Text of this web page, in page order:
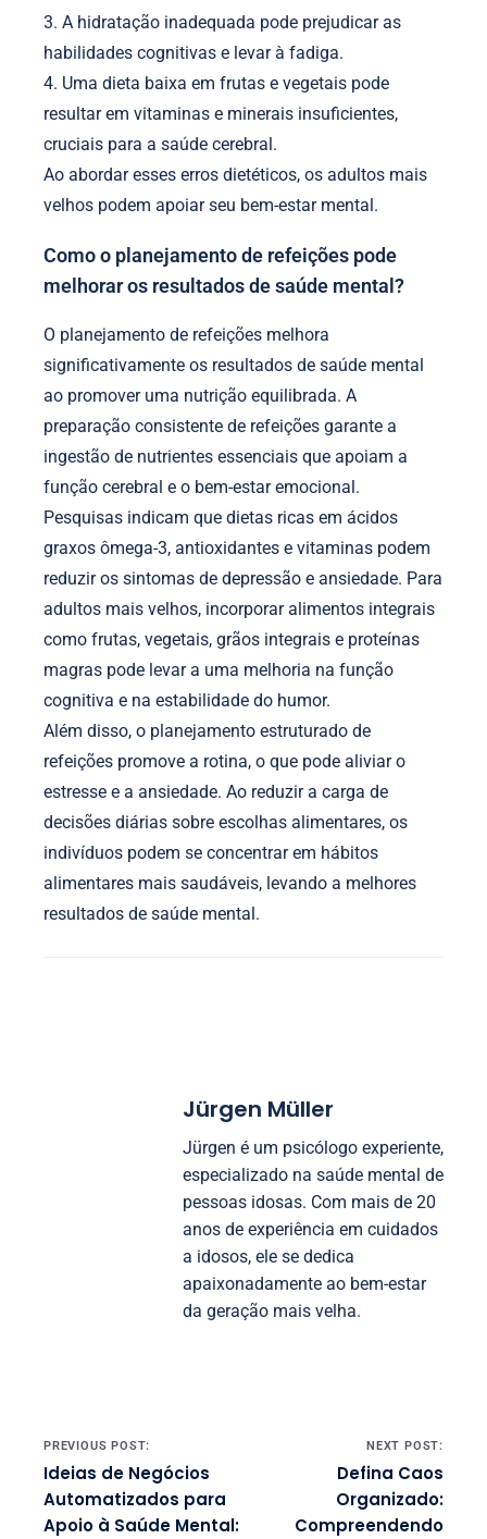
3. A hidratação inadequada pode prejudicar as
habilidades cognitivas e levar à fadiga.
4. Uma dieta baixa em frutas e vegetais pode
resultar em vitaminas e minerais insuficientes,
cruciais para a saúde cerebral.
Ao abordar esses erros dietéticos, os adultos mais
velhos podem apoiar seu bem-estar mental.
Como o planejamento de refeições pode
melhorar os resultados de saúde mental?
O planejamento de refeições melhora
significativamente os resultados de saúde mental
ao promover uma nutrição equilibrada. A
preparação consistente de refeições garante a
ingestão de nutrientes essenciais que apoiam a
função cerebral e o bem-estar emocional.
Pesquisas indicam que dietas ricas em ácidos
graxos ômega-3, antioxidantes e vitaminas podem
reduzir os sintomas de depressão e ansiedade. Para
adultos mais velhos, incorporar alimentos integrais
como frutas, vegetais, grãos integrais e proteínas
magras pode levar a uma melhoria na função
cognitiva e na estabilidade do humor.
Além disso, o planejamento estruturado de
refeições promove a rotina, o que pode aliviar o
estresse e a ansiedade. Ao reduzir a carga de
decisões diárias sobre escolhas alimentares, os
indivíduos podem se concentrar em hábitos
alimentares mais saudáveis, levando a melhores
resultados de saúde mental.
Jürgen Müller
Jürgen é um psicólogo experiente,
especializado na saúde mental de
pessoas idosas. Com mais de 20
anos de experiência em cuidados
a idosos, ele se dedica
apaixonadamente ao bem-estar
da geração mais velha.
Post navigation
PREVIOUS POST:
Ideias de Negócios
Automatizados para
Apoio à Saúde Mental:
NEXT POST:
Defina Caos
Organizado:
Compreendendo